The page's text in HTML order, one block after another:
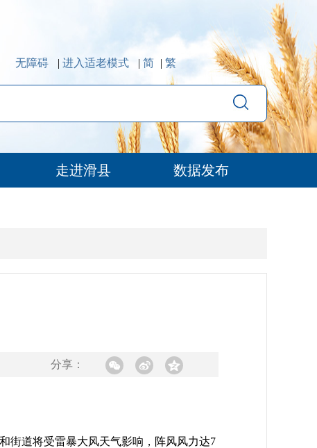
无障碍 | 进入适老模式 | 简 | 繁
走进滑县 数据发布
分享：
街道将受雷暴大风天气影响，阵风风力达7